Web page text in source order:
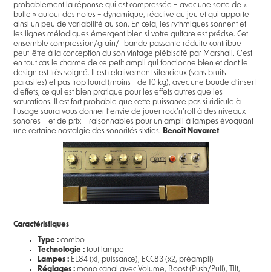
probablement la réponse qui est compressée – avec une sorte de «
bulle » autour des notes – dynamique, réactive au jeu et qui apporte
ainsi un peu de variabilité au son. En cela, les rythmiques sonnent et
les lignes mélodiques émergent bien si votre guitare est précise. Cet
ensemble compression/grain/ bande passante réduite contribue
peut-être à la conception du son vintage plébiscité par Marshall. C’est
en tout cas le charme de ce petit ampli qui fonctionne bien et dont le
design est très soigné. Il est relativement silencieux (sans bruits
parasites) et pas trop lourd (moins de 10 kg), avec une boucle d’insert
d’effets, ce qui est bien pratique pour les effets autres que les
saturations. Il est fort probable que cette puissance pas si ridicule à
l’usage saura vous donner l’envie de jouer rock’n’roll à des niveaux
sonores – et de prix – raisonnables pour un ampli à lampes évoquant
une certaine nostalgie des sonorités sixties. Benoît Navarret
Caractéristiques
Type : combo
Technologie :tout lampe
Lampes : EL84 (x1, puissance), ECC83 (x2, préampli)
Réglages :mono canal avec Volume, Boost (Push/Pull), Tilt,